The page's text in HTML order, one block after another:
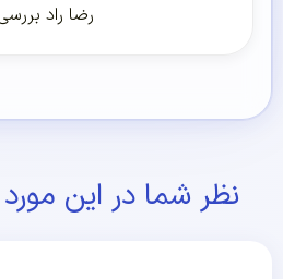
رضا راد
نظر شما در این